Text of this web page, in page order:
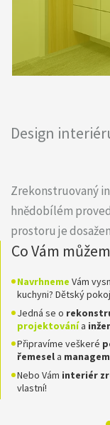
Design
Zrekonstruovaný
hnědobílém
prostoru je
Co Vám
Navrhneme Vám
kuchyni? Dětský
Jedná se o
projektovánía
Připravíme veškeré
řemesela
Nebo Vám interiér
vlastní!